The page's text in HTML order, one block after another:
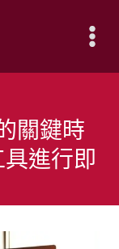
關鍵時
進行即